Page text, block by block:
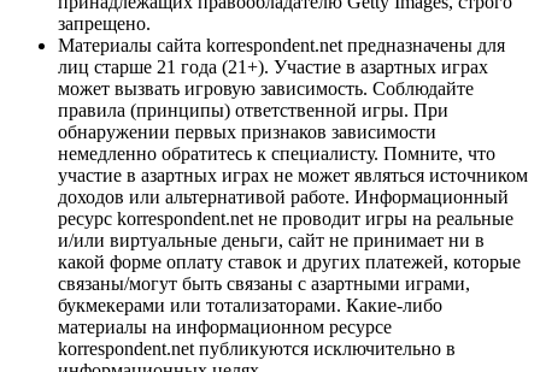
запрещено.
Материалы сайта korrespondent.net предназначены для
лиц старше 21 года (21+). Участие в азартных играх
может вызвать игровую зависимость. Соблюдайте
правила (принципы) ответственной игры. При
обнаружении первых признаков зависимости
немедленно обратитесь к специалисту. Помните, что
участие в азартных играх не может являться источником
доходов или альтернативой работе. Информационный
ресурс korrespondent.net не проводит игры на реальные
и/или виртуальные деньги, сайт не принимает ни в
какой форме оплату ставок и других платежей, которые
связаны/могут быть связаны с азартными играми,
букмекерами или тотализаторами. Какие-либо
материалы на информационном ресурсе
korrespondent.net публикуются исключительно в